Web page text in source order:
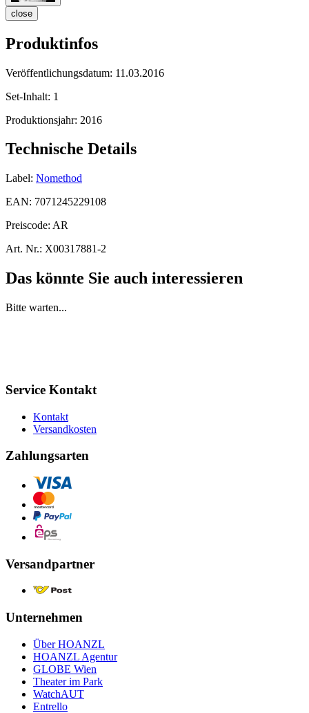
close
Produktinfos
Veröffentlichungsdatum: 11.03.2016
Set-Inhalt: 1
Produktionsjahr: 2016
Technische Details
Label: Nomethod
EAN: 7071245229108
Preiscode: AR
Art. Nr.: X00317881-2
Das könnte Sie auch interessieren
Bitte warten...
Service Kontakt
Kontakt
Versandkosten
Zahlungsarten
Versandpartner
Unternehmen
Über HOANZL
HOANZL Agentur
GLOBE Wien
Theater im Park
WatchAUT
Entrello